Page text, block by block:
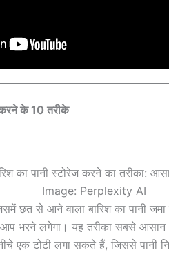
करने के 10 तरीके
Image: Perplexity AI
छत से आने वाला बारिश का पानी
भरने लगेगा। यह तरीका सबसे आसान
एक टोटी लगा सकते हैं, जिससे पानी